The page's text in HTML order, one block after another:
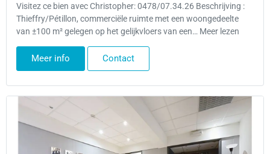
Visitez ce bien avec Christopher: 0478/07.34.26 Beschrijving :
Thieffry/Pétillon, commerciële ruimte met een woongedeelte
van ±100 m² gelegen op het gelijkvloers van een… Meer lezen
Meer info Contact